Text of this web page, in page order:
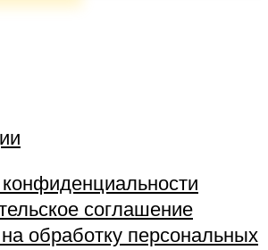
соглашение
обработку персональных